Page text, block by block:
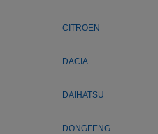
CITROEN
DACIA
DAIHATSU
DONGFENG